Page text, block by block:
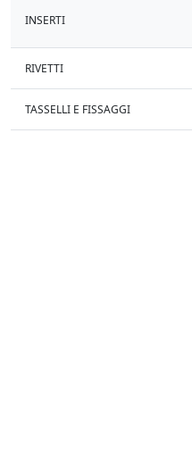
INSERTI
RIVETTI
TASSELLI E FISSAGGI